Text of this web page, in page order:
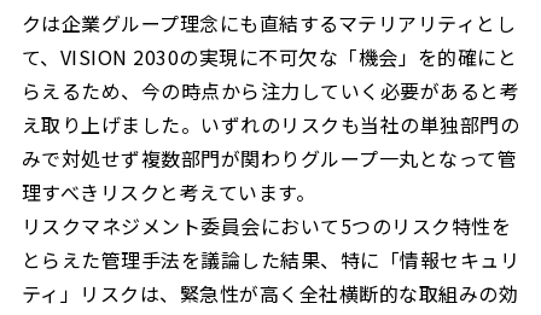
クは企業グループ理念にも直結するマテリアリティとし
て、VISION 2030の実現に不可欠な「機会」を的確にと
らえるため、今の時点から注力していく必要があると考
え取り上げました。いずれのリスクも当社の単独部門の
みで対処せず複数部門が関わりグループ一丸となって管
理すべきリスクと考えています。
リスクマネジメント委員会において5つのリスク特性を
とらえた管理手法を議論した結果、特に「情報セキュリ
ティ」リスクは、緊急性が高く全社横断的な取組みの効